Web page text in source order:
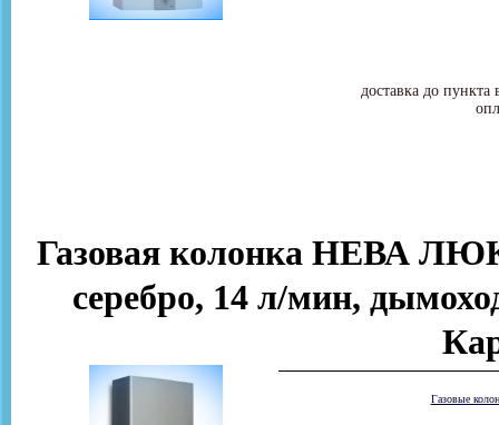
доставка до
Газовая колонка НЕВА
серебро, 14 л/мин,
Газовые